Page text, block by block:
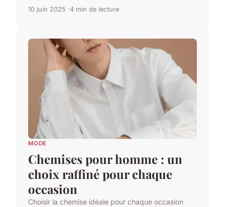
10 juin 2025 4 min de lecture
MODE
Chemises pour homme : un
choix raffiné pour chaque
occasion
Choisir la chemise idéale pour chaque occasion